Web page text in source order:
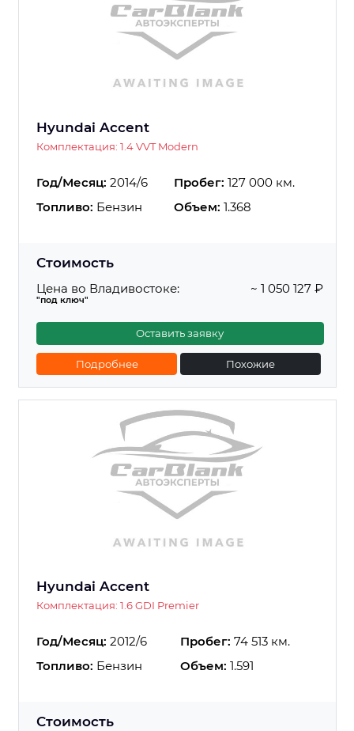
Hyundai Accent
Комплектация: 1.4 VVT Modern
Год/Месяц: 2014/6 Пробег: 127 000 км.
Топливо: Бензин Объем: 1.368
Стоимость
Цена во Владивостоке:
"под ключ"
~ 1 050 127 ₽
Оставить заявку
Подробнее Похожие
Hyundai Accent
Комплектация: 1.6 GDI Premier
Год/Месяц: 2012/6 Пробег: 74 513 км.
Топливо: Бензин Объем: 1.591
Стоимость